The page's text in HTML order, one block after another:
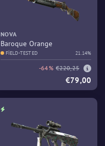
NOVA
Baroque Orange
FIELD-TESTED 21.14%
-64% €220,25
€79,00